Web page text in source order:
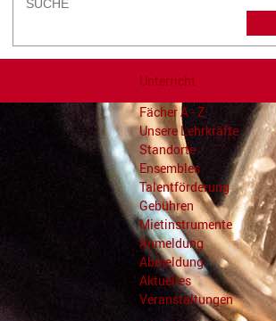
Unterricht
Fächer A - Z
Unsere Lehrkräfte
Standorte
Ensembles
Talentförderung
Gebühren
Mietinstrumente
Anmeldung
Abmeldung
Aktuelles
Veranstaltungen